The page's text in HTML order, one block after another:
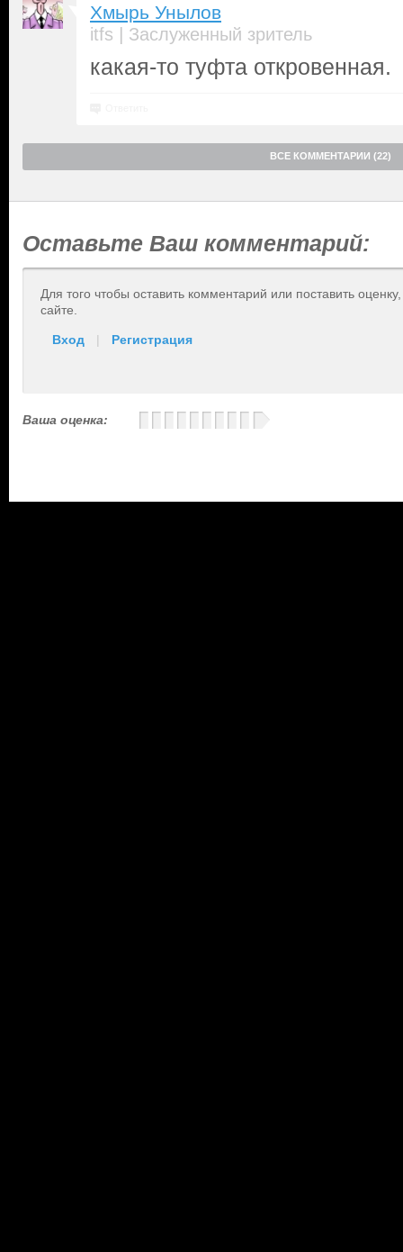
Хмырь Унылов
itfs | Заслуженный зритель
какая-то туфта откровенная.
ВСЕ КОММЕНТАРИИ (22)
Оставьте Ваш комментарий:
Для того чтобы оставить комментарий или поставить
сайте.
Вход | Регистрация
Ваша оценка: